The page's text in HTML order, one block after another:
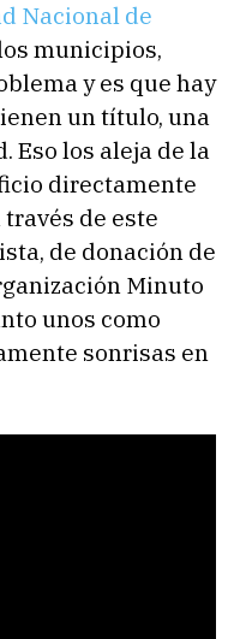
Nacional de
municipios,
y es que hay
un título, una
Eso los aleja de la
directamente
de este
de donación de
Minuto
unos como
sonrisas en